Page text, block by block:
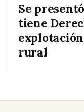
Se
tiene
rural